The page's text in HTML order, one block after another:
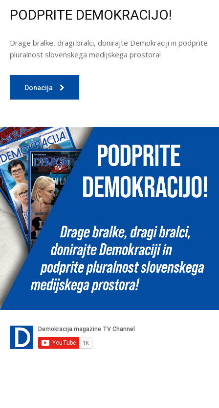
PODPRITE DEMOKRACIJO!
Drage bralke, dragi bralci, donirajte Demokraciji in podprite
pluralnost slovenskega medijskega prostora!
Donacija